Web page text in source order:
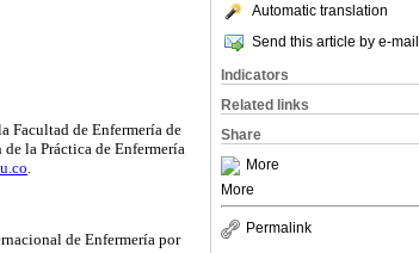
Automatic translation
Send this article by e-mail
Indicators
Related links
Share
More
More
Permalink
Facultad de Enfermería de
la Práctica de Enfermería
.
de Enfermería por